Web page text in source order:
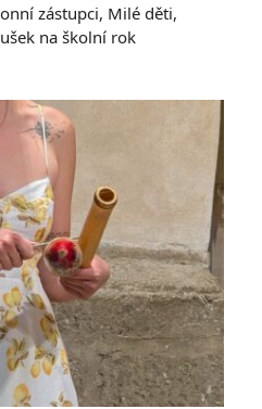
zástupci, Milé děti,
na školní rok